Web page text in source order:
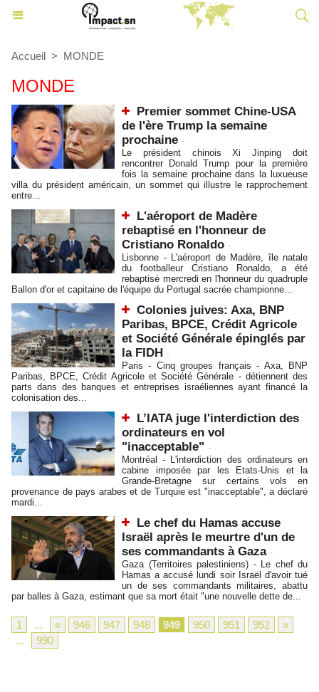
Accueil > MONDE
MONDE
Premier sommet Chine-USA
de l'ère Trump la semaine
prochaine -
Le président chinois Xi Jinping doit
rencontrer Donald Trump pour la première
fois la semaine prochaine dans la luxueuse
villa du président américain, un sommet qui illustre le rapprochement
entre...
L'aéroport de Madère
rebaptisé en l'honneur de
Cristiano Ronaldo -
Lisbonne - L'aéroport de Madère, île natale
du footballeur Cristiano Ronaldo, a été
rebaptisé mercredi en l'honneur du quadruple
Ballon d'or et capitaine de l'équipe du Portugal sacrée championne...
Colonies juives: Axa, BNP
Paribas, BPCE, Crédit Agricole
et Société Générale épinglés par
la FIDH -
Paris - Cinq groupes français - Axa, BNP
Paribas, BPCE, Crédit Agricole et Société Générale - détiennent des
parts dans des banques et entreprises israéliennes ayant financé la
colonisation des...
L’IATA juge l'interdiction des
ordinateurs en vol
"inacceptable" -
Montréal - L'interdiction des ordinateurs en
cabine imposée par les Etats-Unis et la
Grande-Bretagne sur certains vols en
provenance de pays arabes et de Turquie est "inacceptable", a déclaré
mardi...
Le chef du Hamas accuse
Israël après le meurtre d'un de
ses commandants à Gaza -
Gaza (Territoires palestiniens) - Le chef du
Hamas a accusé lundi soir Israël d'avoir tué
un de ses commandants militaires, abattu
par balles à Gaza, estimant que sa mort était "une nouvelle dette de...
1 ... « 946 947 948 949 950 951 952
»
...
990